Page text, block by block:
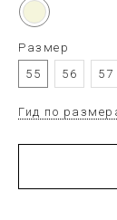
Размер
55
56 57
Гид по